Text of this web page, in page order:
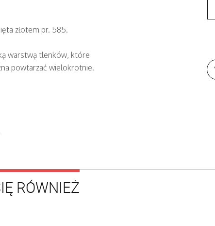
złotem pr. 585.
warstwą tlenków, które
powtarzać wielokrotnie.
RÓWNIEŻ